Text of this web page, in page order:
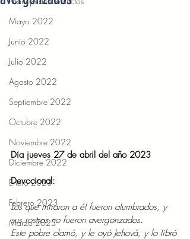
Mayo 2022
Junio 2022
Julio 2022
Agosto 2022
Septiembre 2022
Octubre 2022
Noviembre 2022
Diciembre 2022
Enero 2023
Febrero 2023
Marzo 2023
Día jueves 27 de abril del año 2023
Devocional:
Los que miraron a él fueron alumbrados, y
sus rostros no fueron avergonzados.
Este pobre clamó, y le oyó Jehová, y lo libró